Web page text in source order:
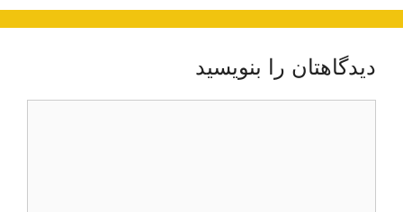
دیدگاهتان را بنویسید